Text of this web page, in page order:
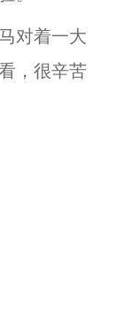
对着一大
，很辛苦